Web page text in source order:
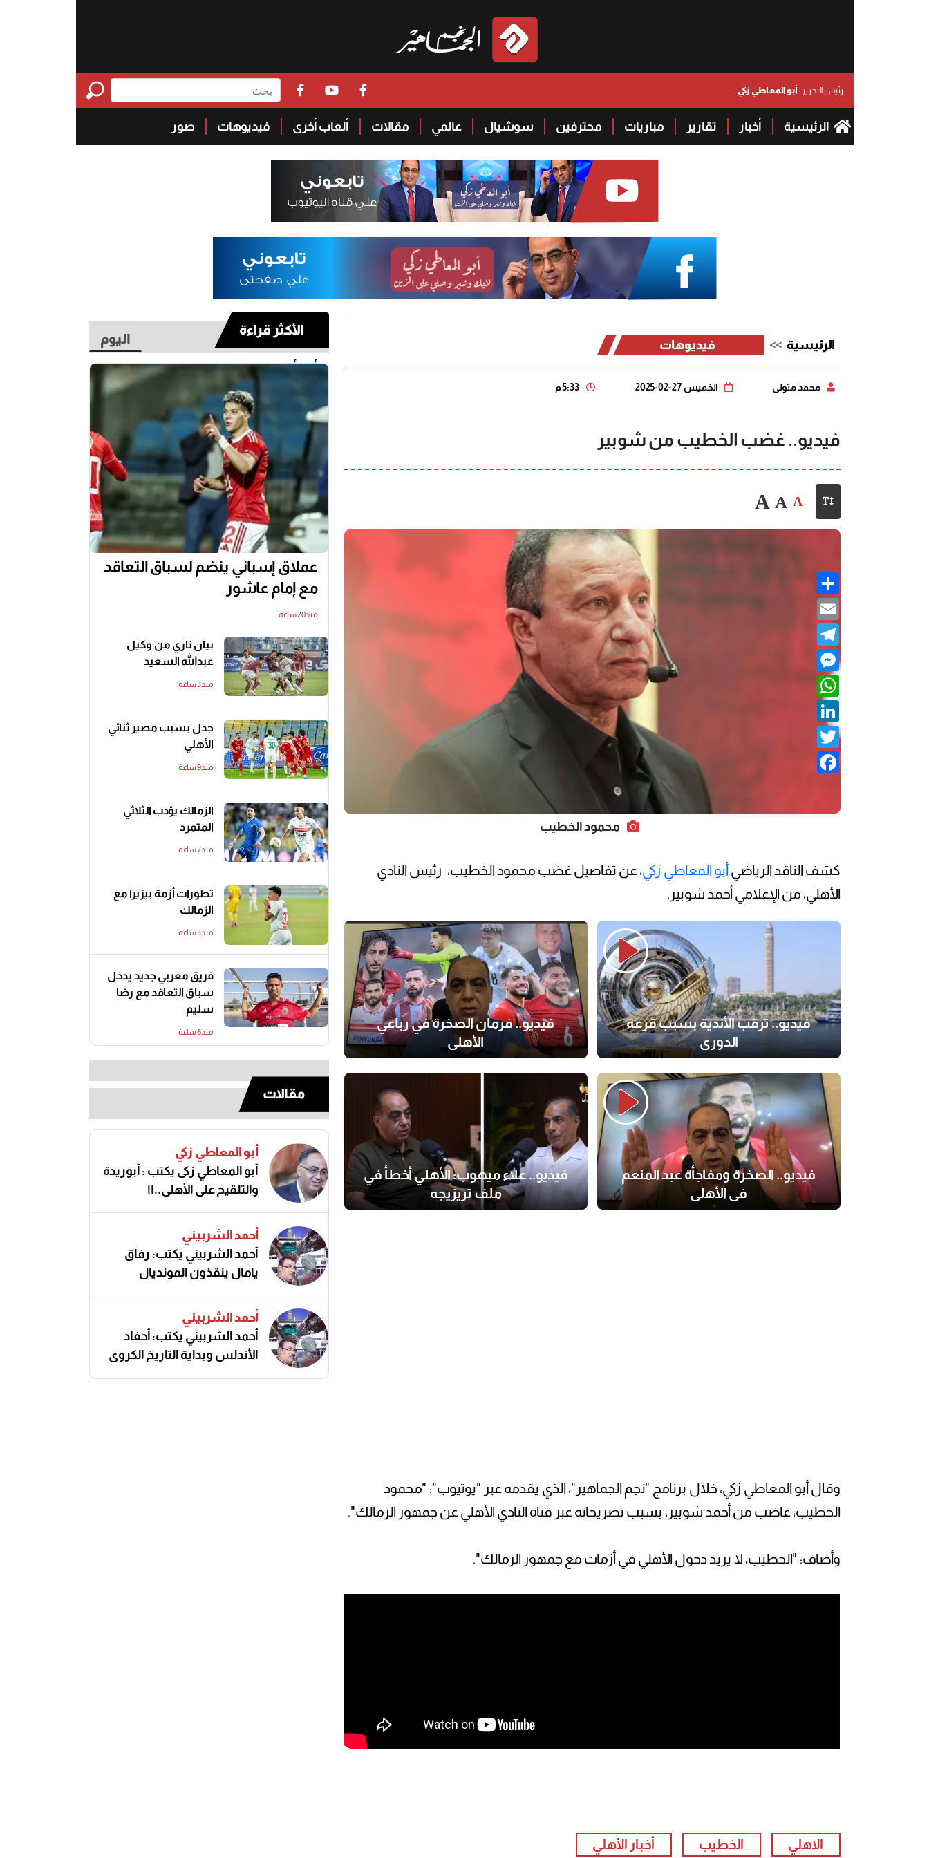
رئيس التحرير :أبو المعاطي زكي
الرئيسية أخبار تقارير مباريات محترفين سوشيال عالمي مقالات ألعاب أخرى فيديوهات صور
الرئيسية فيديوهات
محمد متولي الخميس 27-02-2025 5:33 م
فيديو.. غضب الخطيب من شوبير
A
A
A
Share
Email
Telegram
Messenger
WhatsApp
LinkedIn
Twitter
Facebook
محمود الخطيب
كشف الناقد الرياضيأبو المعاطي زكي، عن تفاصيل غضب محمود الخطيب، رئيس النادي
الأهلي، من الإعلامي أحمد شوبير.
فيديو.. ترقب الأندية بسبب قرعة
الدوري
فيديو.. فرمان الصخرة في رباعي
الأهلي
فيديو.. الصخرة ومفاجأة عبد المنعم
في الأهلي
فيديو.. علاء ميهوب: الأهلي أخطأ في
ملف تريزيجه
وقال أبو المعاطي زكي، خلال برنامج "نجم الجماهير"، الذي يقدمه عبر "يوتيوب": "محمود
الخطيب، غاضب من أحمد شوبير، بسبب تصريحاته عبر قناة النادي الأهلي عن جمهور الزمالك".
وأضاف: "الخطيب، لا يريد دخول الأهلي في أزمات مع جمهور الزمالك".
الاهلي الخطيب أخبار الأهلي
الأكثر قراءة
اليوم
أخر أسبوع
عملاق إسباني ينضم لسباق التعاقد
مع إمام عاشور
منذ20 ساعة
بيان ناري من وكيل
عبدالله السعيد
منذ3 ساعة
جدل بسبب مصير ثنائي
الأهلي
منذ9 ساعة
الزمالك يؤدب الثلاثي
المتمرد
منذ7 ساعة
تطورات أزمة بيزيرا مع
الزمالك
منذ3 ساعة
فريق مغربي جديد يدخل
سباق التعاقد مع رضا
سليم
منذ6 ساعة
مقالات
أبو المعاطي زكي
أبو المعاطي زكى يكتب : أبوريدة
والتلقيح على الأهلى..!!
أحمد الشربيني
أحمد الشربيني يكتب: رفاق
يامال ينقذون المونديال
أحمد الشربيني
أحمد الشربيني يكتب: أحفاد
الأندلس وبداية التاريخ الكروي